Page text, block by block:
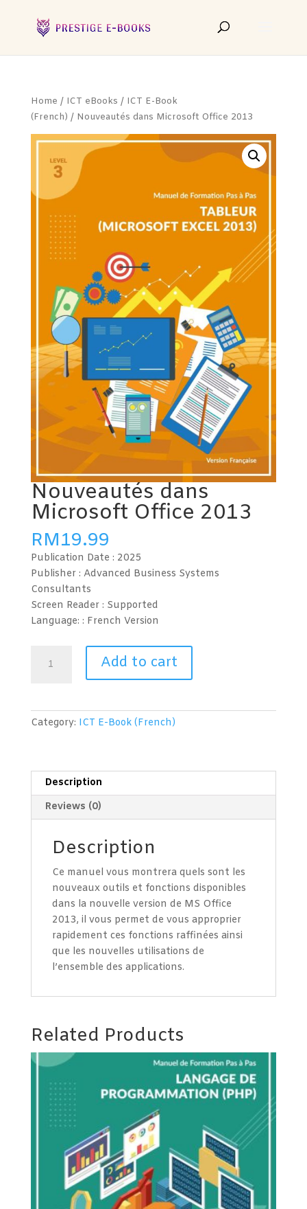
Home / ICT eBooks / ICT E-Book
(French) / Nouveautés dans Microsoft Office 2013
Nouveautés dans
Microsoft Office 2013
RM19.99
Publication Date : 2025
Publisher : Advanced Business Systems
Consultants
Screen Reader : Supported
Language: : French Version
dans
2013
quantity
Add to cart
Category: ICT E-Book (French)
Description
Reviews (0)
Description
Ce manuel vous montrera quels sont les
nouveaux outils et fonctions disponibles
dans la nouvelle version de MS Office
2013, il vous permet de vous approprier
rapidement ces fonctions raffinées ainsi
que les nouvelles utilisations de
l’ensemble des applications.
Related Products